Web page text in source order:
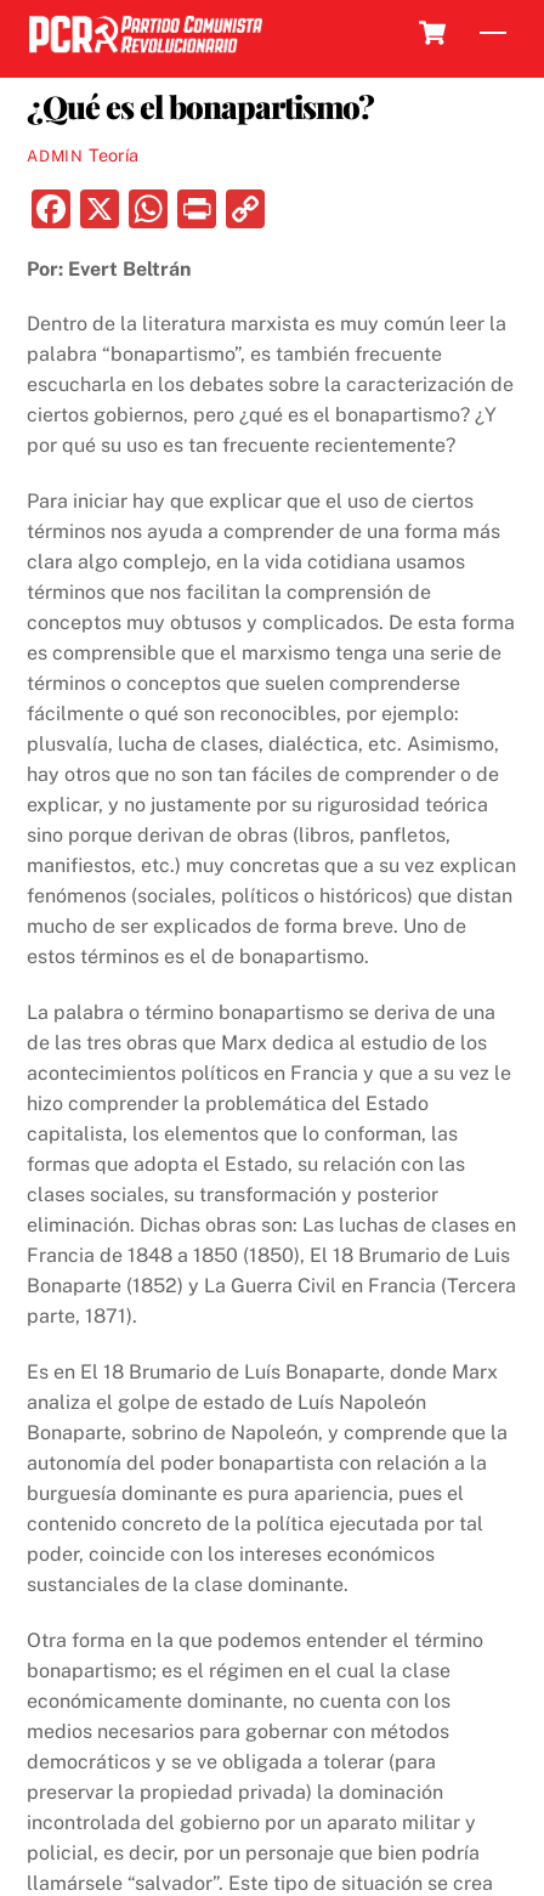
Skip
content
¿Qué es el bonapartismo?
ADMIN Teoría
F
c
e
b
o
o
X
W
at
s
A
p
p
P
y
Li
n
k
Por: Evert Beltrán
Dentro de la literatura marxista es muy común leer la
palabra “bonapartismo”, es también frecuente
escucharla en los debates sobre la caracterización de
ciertos gobiernos, pero ¿qué es el bonapartismo? ¿Y
por qué su uso es tan frecuente recientemente?
Para iniciar hay que explicar que el uso de ciertos
términos nos ayuda a comprender de una forma más
clara algo complejo, en la vida cotidiana usamos
términos que nos facilitan la comprensión de
conceptos muy obtusos y complicados. De esta forma
es comprensible que el marxismo tenga una serie de
términos o conceptos que suelen comprenderse
fácilmente o qué son reconocibles, por ejemplo:
plusvalía, lucha de clases, dialéctica, etc. Asimismo,
hay otros que no son tan fáciles de comprender o de
explicar, y no justamente por su rigurosidad teórica
sino porque derivan de obras (libros, panfletos,
manifiestos, etc.) muy concretas que a su vez explican
fenómenos (sociales, políticos o históricos) que distan
mucho de ser explicados de forma breve. Uno de
estos términos es el de bonapartismo.
La palabra o término bonapartismo se deriva de una
de las tres obras que Marx dedica al estudio de los
acontecimientos políticos en Francia y que a su vez le
hizo comprender la problemática del Estado
capitalista, los elementos que lo conforman, las
formas que adopta el Estado, su relación con las
clases sociales, su transformación y posterior
eliminación. Dichas obras son: Las luchas de clases en
Francia de 1848 a 1850 (1850), El 18 Brumario de Luis
Bonaparte (1852) y La Guerra Civil en Francia (Tercera
parte, 1871).
Es en El 18 Brumario de Luís Bonaparte, donde Marx
analiza el golpe de estado de Luís Napoleón
Bonaparte, sobrino de Napoleón, y comprende que la
autonomía del poder bonapartista con relación a la
burguesía dominante es pura apariencia, pues el
contenido concreto de la política ejecutada por tal
poder, coincide con los intereses económicos
sustanciales de la clase dominante.
Otra forma en la que podemos entender el término
bonapartismo; es el régimen en el cual la clase
económicamente dominante, no cuenta con los
medios necesarios para gobernar con métodos
democráticos y se ve obligada a tolerar (para
preservar la propiedad privada) la dominación
incontrolada del gobierno por un aparato militar y
policial, es decir, por un personaje que bien podría
llamársele “salvador”. Este tipo de situación se crea